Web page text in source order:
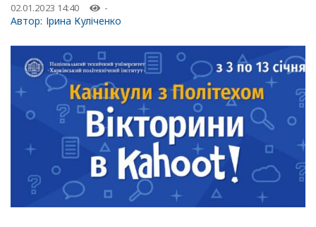
02.01.2023 14:40 -
Автор: Ірина Куліченко